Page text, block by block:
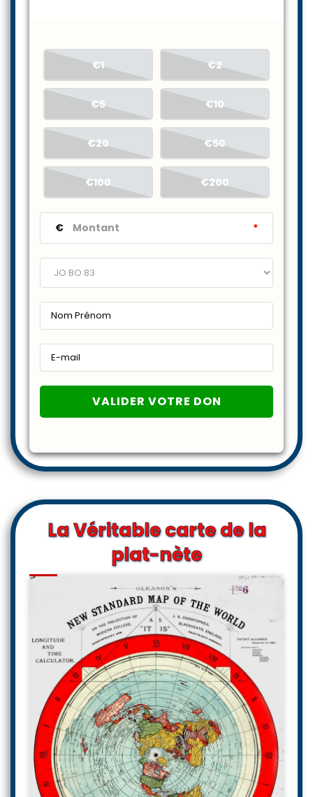
€1 €2
€5 €10
€20 €50
€100 €200
€ *
La Véritable carte de la
plat-nète